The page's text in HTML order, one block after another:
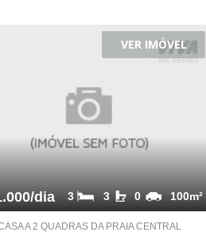
VER IMÓVEL
dia 100m²
0
3
3
A 2 QUADRAS DA PRAIA CENTRAL